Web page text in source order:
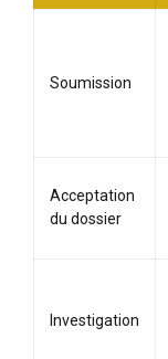
Soumission
Acceptation
du dossier
Investigation